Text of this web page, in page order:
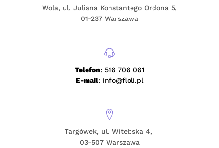
Wola, ul. Juliana Konstantego Ordona 5,
01-237 Warszawa
Telefon: 516 706 061
E-mail: info@floli.pl
Targówek, ul. Witebska 4,
03-507 Warszawa